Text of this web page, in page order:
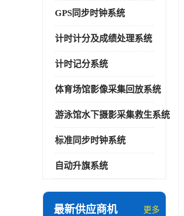
GPS同步时钟系统
计时计分及成绩处理系统
计时记分系统
体育场馆影像采集回放系统
游泳馆水下摄影采集救生系统
标准同步时钟系统
自动升旗系统
最新供应商机 更多